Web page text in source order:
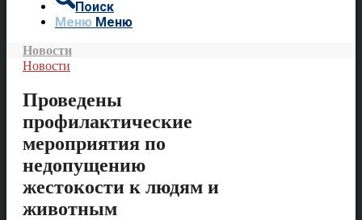
Поиск
Меню Меню
Новости
Новости
Проведены
профилактические
мероприятия по
недопущению
жестокости к людям и
животным